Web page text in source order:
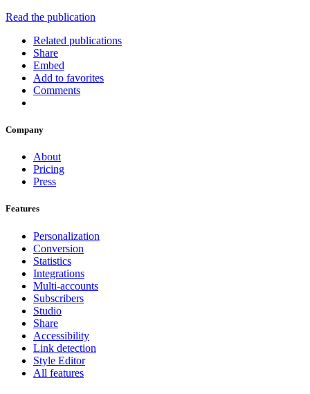
Read the publication
Related publications
Share
Embed
Add to favorites
Comments
Company
About
Pricing
Press
Features
Personalization
Conversion
Statistics
Integrations
Multi-accounts
Subscribers
Studio
Share
Accessibility
Link detection
Style Editor
All features